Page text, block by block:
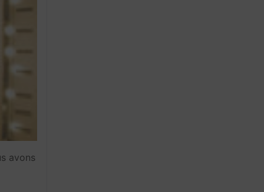
avons